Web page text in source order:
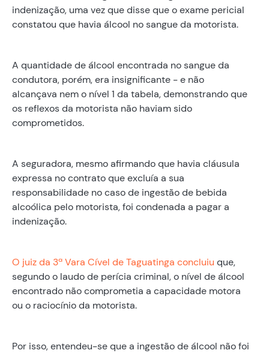
indenização, uma vez que disse que o exame pericial
constatou que havia álcool no sangue da motorista.
A quantidade de álcool encontrada no sangue da
condutora, porém, era insignificante - e não
alcançava nem o nível 1 da tabela, demonstrando que
os reflexos da motorista não haviam sido
comprometidos.
A seguradora, mesmo afirmando que havia cláusula
expressa no contrato que excluía a sua
responsabilidade no caso de ingestão de bebida
alcoólica pelo motorista, foi condenada a pagar a
indenização.
O juiz da 3ª Vara Cível de Taguatinga concluiu que,
segundo o laudo de perícia criminal, o nível de álcool
encontrado não comprometia a capacidade motora
ou o raciocínio da motorista.
Por isso, entendeu-se que a ingestão de álcool não foi